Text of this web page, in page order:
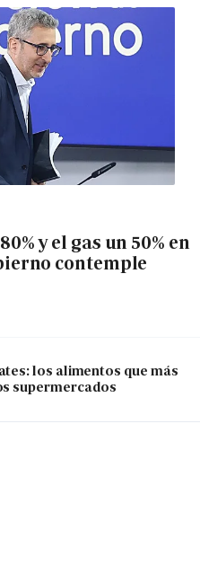
y el gas un 50% en
contemple
los alimentos que más
supermercados